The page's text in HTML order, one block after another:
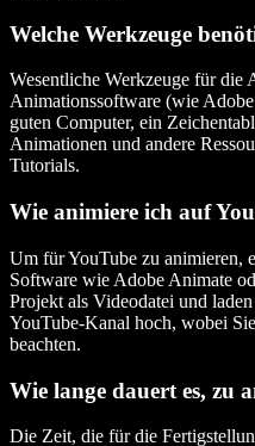
Welche Werkzeuge
Wesentliche Werkzeuge für die
Animationssoftware (wie
guten Computer, ein
Animationen und andere
Tutorials.
Wie animiere ich auf
Um für YouTube zu animieren,
Software wie Adobe Animate
Projekt als Videodatei und
YouTube-Kanal hoch, wobei
beachten.
Wie lange dauert es, zu
Die Zeit, die für die